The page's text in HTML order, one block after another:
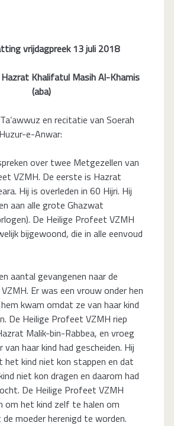
vrijdagpreek 13 juli 2018
Khalifatul Masih Al-Khamis
(aba)
en recitatie van Soerah
e-Anwar:
over twee Metgezellen van
VZMH. De eerste is Hazrat
Hij is overleden in 60 Hijri. Hij
aan alle grote Ghazwat
De Heilige Profeet VZMH
bijgewoond, die in alle eenvoud
aantal gevangenen naar de
Er was een vrouw onder hen
kwam omdat ze van haar kind
De Heilige Profeet VZMH riep
Malik-bin-Rabbea, en vroeg
haar kind had gescheiden. Hij
kind niet kon stappen en dat
niet kon dragen en daarom had
De Heilige Profeet VZMH
om het kind zelf te halen om
moeder herenigd te worden.